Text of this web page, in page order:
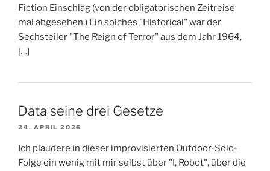
Fiction Einschlag (von der obligatorischen Zeitreise
mal abgesehen.) Ein solches "Historical" war der
Sechsteiler "The Reign of Terror" aus dem Jahr 1964,
[…]
Data seine drei Gesetze
24. APRIL 2026
Ich plaudere in dieser improvisierten Outdoor-Solo-
Folge ein wenig mit mir selbst über "I, Robot", über die